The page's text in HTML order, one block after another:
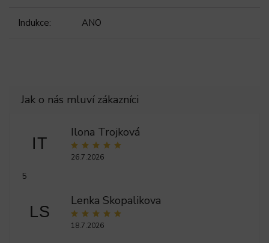
Indukce: ANO
IT
Ilona Trojková
26.7.2026
5
LS
Lenka Skopalikova
18.7.2026